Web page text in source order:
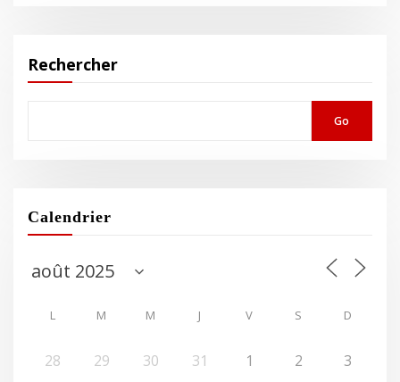
Rechercher
Go
Calendrier
L M M J V S D
28 29 30 31 1 2 3